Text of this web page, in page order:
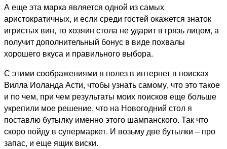
А еще эта марка является одной из самых
аристократичных, и если среди гостей окажется знаток
игристых вин, то хозяин стола не ударит в грязь лицом, а
получит дополнительный бонус в виде похвалы
хорошего вкуса и правильного выбора.
С этими соображениями я полез в интернет в поисках
Вилла Иоланда Асти, чтобы узнать самому, что это такое
и по чем, при чем результаты моих поисков еще больше
укрепили мое решение, что на Новогодний стол я
поставлю бутылку именно этого шампанского. Так что
скоро пойду в супермаркет. И возьму две бутылки – про
запас, и еще ящик виски.